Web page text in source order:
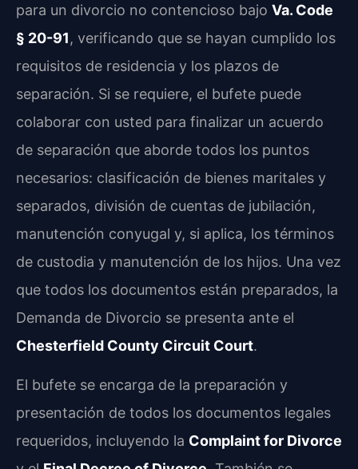
para un divorcio no contencioso bajo Va. Code
§ 20-91, verificando que se hayan cumplido los
requisitos de residencia y los plazos de
separación. Si se requiere, el bufete puede
colaborar con usted para finalizar un acuerdo
de separación que aborde todos los puntos
necesarios: clasificación de bienes maritales y
separados, división de cuentas de jubilación,
manutención conyugal y, si aplica, los términos
de custodia y manutención de los hijos. Una vez
que todos los documentos están preparados, la
Demanda de Divorcio se presenta ante el
Chesterfield County Circuit Court.
El bufete se encarga de la preparación y
presentación de todos los documentos legales
requeridos, incluyendo la Complaint for Divorce